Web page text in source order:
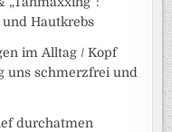
Hautkrebs
im Alltag / Kopf
uns schmerzfrei und
durchatmen